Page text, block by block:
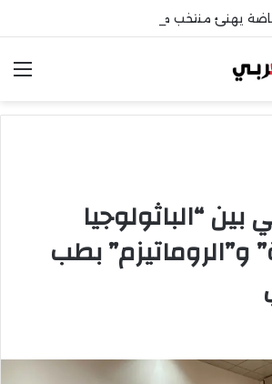
يهنئ منتخب مصر للشطرنج
“الباثولوجيا
و”الروماتيزم” بطب